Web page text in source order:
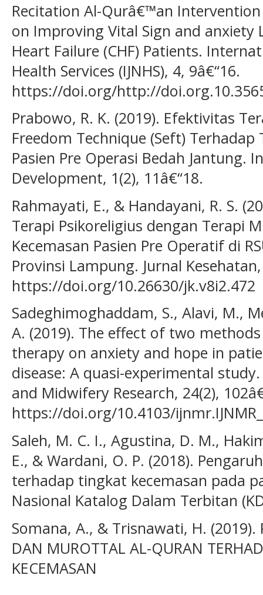
Recitation Al-Qurâ€™an
on Improving Vital Sign and anxiety
Heart Failure (CHF) Patients.
Health Services (IJNHS), 4, 9â€“16.
https://doi.org/http://
Prabowo, R. K. (2019). Efektivitas
Freedom Technique (Seft) Terhadap
Pasien Pre Operasi Bedah Jantung.
Development, 1(2), 11â€“18.
Rahmayati, E., & Handayani, R. S.
Terapi Psikoreligius dengan Terapi
Kecemasan Pasien Pre Operatif di
Provinsi Lampung. Jurnal
https://doi.org/10.26630/jk.v8i2.472
Sadeghimoghaddam, S., Alavi, M.,
A. (2019). The effect of two
therapy on anxiety and hope in
disease: A quasi-experimental
and Midwifery Research, 24(2),
https://doi.org/10.4103/
Saleh, M. C. I., Agustina, D. M.,
E., & Wardani, O. P. (2018).
terhadap tingkat kecemasan pada
Nasional Katalog Dalam Terbitan
Somana, A., & Trisnawati, H. (2019).
DAN MUROTTAL AL-QURAN
KECEMASAN